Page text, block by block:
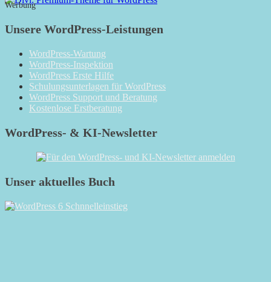
Werbung
Unsere WordPress-Leistungen
WordPress-Wartung
WordPress-Inspektion
WordPress Erste Hilfe
Schulungsunterlagen für WordPress
WordPress Support und Beratung
Kostenlose Erstberatung
WordPress- & KI-Newsletter
Unser aktuelles Buch